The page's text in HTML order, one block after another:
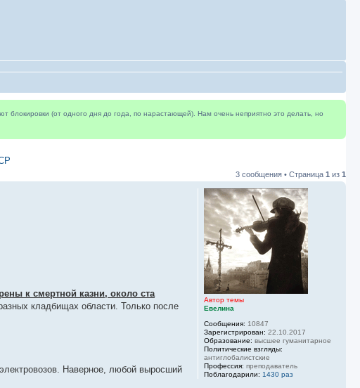
(от одного дня до года, по нарастающей). Нам очень неприятно это делать, но
3 сообщения • Страница 1 из 1
Автор темы
Евелина
Сообщения: 10847
Зарегистрирован: 22.10.2017
Образование: высшее гуманитарное
Политические взгляды:
антиглобалистские
Профессия: преподаватель
Поблагодарили: 1430 раз
к смертной казни, около ста
кладбищах области. Только после
Наверное, любой выросший